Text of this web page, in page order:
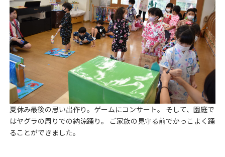
夏休み最後の思い出作り。ゲームにコンサート。 そして、園庭で
はヤグラの周りでの納涼踊り。 ご家族の見守る前でかっこよく踊
ることができました。